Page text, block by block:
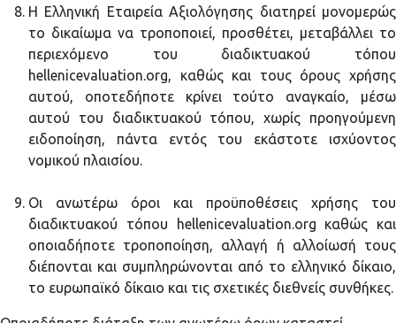
H Ελληνική Εταιρεία Αξιολόγησης διατηρεί μονομερώς
το δικαίωμα να τροποποιεί, προσθέτει, μεταβάλλει το
περιεχόμενο του διαδικτυακού τόπου
hellenicevaluation.org, καθώς και τους όρους χρήσης
αυτού, οποτεδήποτε κρίνει τούτο αναγκαίο, μέσω
αυτού του διαδικτυακού τόπου, χωρίς προηγούμενη
ειδοποίηση, πάντα εντός του εκάστοτε ισχύοντος
νομικού πλαισίου.
Οι ανωτέρω όροι και προϋποθέσεις χρήσης του
διαδικτυακού τόπου hellenicevaluation.org καθώς και
οποιαδήποτε τροποποίηση, αλλαγή ή αλλοίωσή τους
διέπονται και συμπληρώνονται από το ελληνικό δίκαιο,
το ευρωπαϊκό δίκαιο και τις σχετικές διεθνείς συνθήκες.